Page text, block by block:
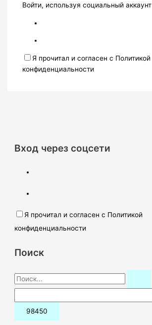
Войти, используя социальный аккаунт
Я прочитал и согласен с Политикой
конфиденциальности
Вход через соцсети
Я прочитал и согласен с Политикой
конфиденциальности
Поиск
П
о
и